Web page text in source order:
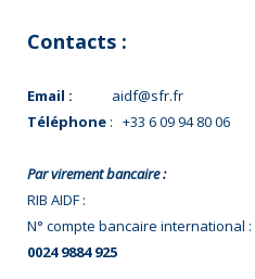
Contacts :
Email :
aidf@sfr.fr
Téléphone : +33 6 09 94 80 06
Par virement bancaire :
RIB AIDF :
N° compte bancaire international :
0024 9884 925